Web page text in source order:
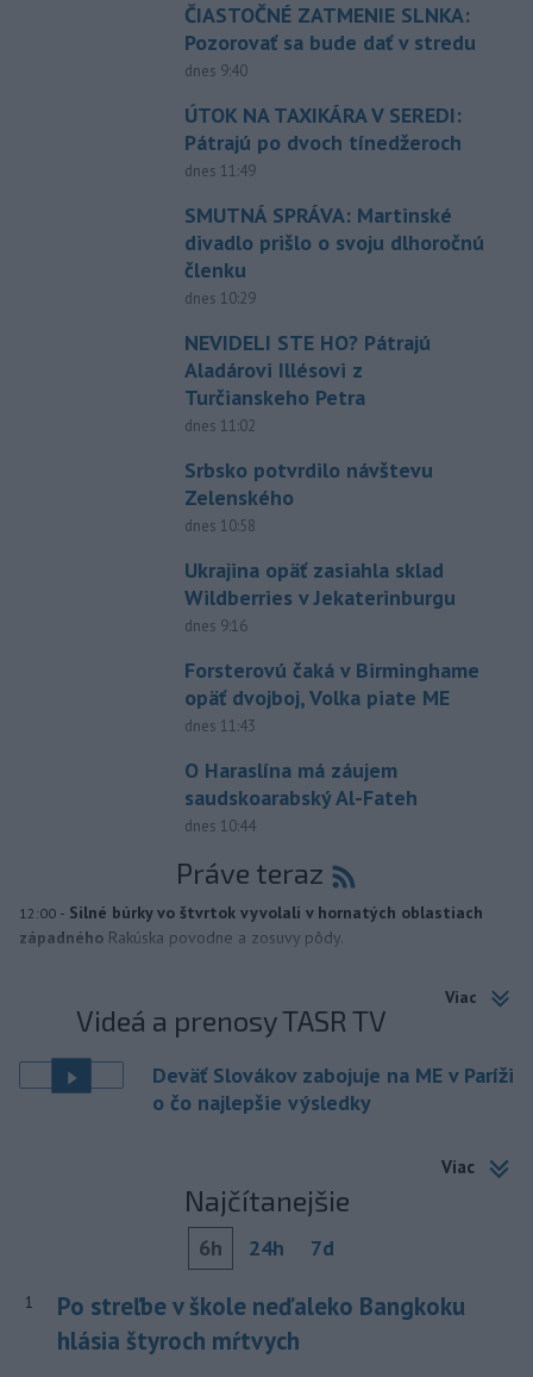
ČIASTOČNÉ ZATMENIE SLNKA:
Pozorovať sa bude dať v stredu
dnes 9:40
ÚTOK NA TAXIKÁRA V SEREDI:
Pátrajú po dvoch tínedžeroch
dnes 11:49
SMUTNÁ SPRÁVA: Martinské
divadlo prišlo o svoju dlhoročnú
členku
dnes 10:29
NEVIDELI STE HO? Pátrajú
Aladárovi Illésovi z
Turčianskeho Petra
dnes 11:02
Srbsko potvrdilo návštevu
Zelenského
dnes 10:58
Ukrajina opäť zasiahla sklad
Wildberries v Jekaterinburgu
dnes 9:16
Forsterovú čaká v Birminghame
opäť dvojboj, Volka piate ME
dnes 11:43
O Haraslína má záujem
saudskoarabský Al-Fateh
dnes 10:44
Práve teraz
12:00 - Silné búrky vo štvrtok vyvolali v hornatých oblastiach
západného Rakúska povodne a zosuvy pôdy.
Viac
Videá a prenosy TASR TV
Deväť Slovákov zabojuje na ME v Paríži
o čo najlepšie výsledky
Viac
Najčítanejšie
6h 24h 7d
1
Po streľbe v škole neďaleko Bangkoku
hlásia štyroch mŕtvych